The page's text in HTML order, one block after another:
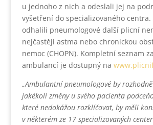
u jednoho z nich a odeslali jej na
vyšetření do specializovaného centra.
odhalili pneumologové další plicní
nejčastěji astma nebo chronickou
nemoc (CHOPN). Kompletní seznam
ambulancí je dostupný na
„Ambulantní pneumologové by
jakékoli změny u svého pacienta
které nedokážou rozklíčovat, by měli
v některém ze 17 specializovaných center